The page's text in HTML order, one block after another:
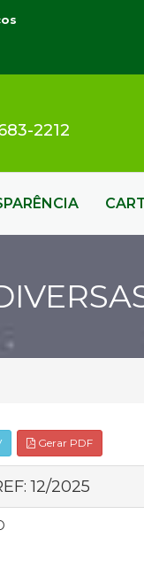
2212
Gerar PDF
12/2025